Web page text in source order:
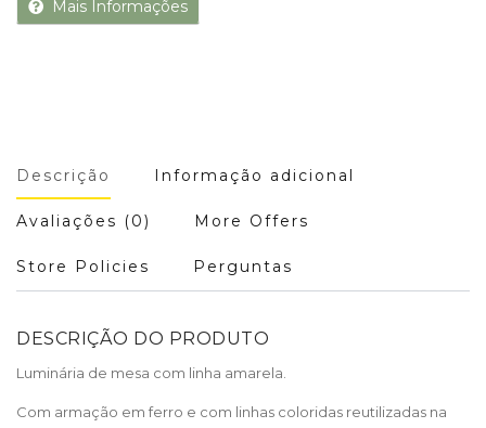
Mais Informações
Descrição Informação adicional
Avaliações (0) More Offers
Store Policies Perguntas
DESCRIÇÃO DO PRODUTO
Luminária de mesa com linha amarela.
Com armação em ferro e com linhas coloridas reutilizadas na